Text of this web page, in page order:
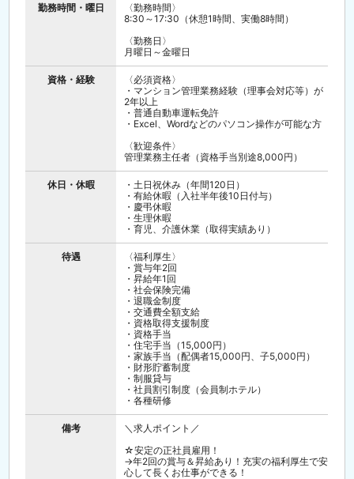
勤務時間・曜日
〈勤務時間〉
8:30～17:30（休憩1時間、実働8時間）
〈勤務日〉
月曜日～金曜日
資格・経験
〈必須資格〉
・マンション管理業務経験（理事会対応等）が
2年以上
・普通自動車運転免許
・Excel、Wordなどのパソコン操作が可能な方
〈歓迎条件〉
管理業務主任者（資格手当別途8,000円）
休日・休暇
・土日祝休み（年間120日）
・有給休暇（入社半年後10日付与）
・慶弔休暇
・生理休暇
・育児、介護休業（取得実績あり）
待遇
〈福利厚生〉
・賞与年2回
・昇給年1回
・社会保険完備
・退職金制度
・交通費全額支給
・資格取得支援制度
・資格手当
・住宅手当（15,000円）
・家族手当（配偶者15,000円、子5,000円）
・財形貯蓄制度
・制服貸与
・社員割引制度（会員制ホテル）
・各種研修
備考
＼求人ポイント／
☆安定の正社員雇用！
→年2回の賞与＆昇給あり！充実の福利厚生で安
心して長くお仕事ができる！